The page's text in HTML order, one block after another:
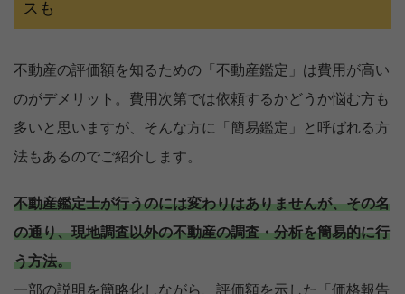
スも
不動産の評価額を知るための「不動産鑑定」は費用が高い
のがデメリット。費用次第では依頼するかどうか悩む方も
多いと思いますが、そんな方に「簡易鑑定」と呼ばれる方
法もあるのでご紹介します。
不動産鑑定士が行うのには変わりはありませんが、その名
の通り、現地調査以外の不動産の調査・分析を簡易的に行
う方法。
一部の説明を簡略化しながら、評価額を示した「価格報告